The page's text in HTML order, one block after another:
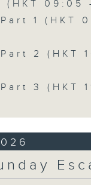
(HKT 09:05
Part 1 (HKT
Part 2 (HKT
Part 3 (HKT